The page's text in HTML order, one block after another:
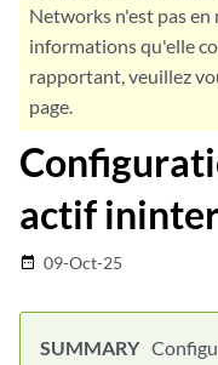
Networks n'est pas
informations qu'elle
rapportant, veuillez
page.
actif
date_range 09-Oct-25